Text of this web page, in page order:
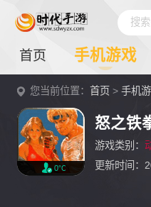
搜
首页 手机游戏
您当前位置：首页 >手机
0℃
怒之铁
游戏类别：
更新时间：